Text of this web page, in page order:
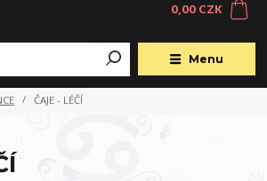
Menu
0,00 CZK
ČAJE - LÉČÍ